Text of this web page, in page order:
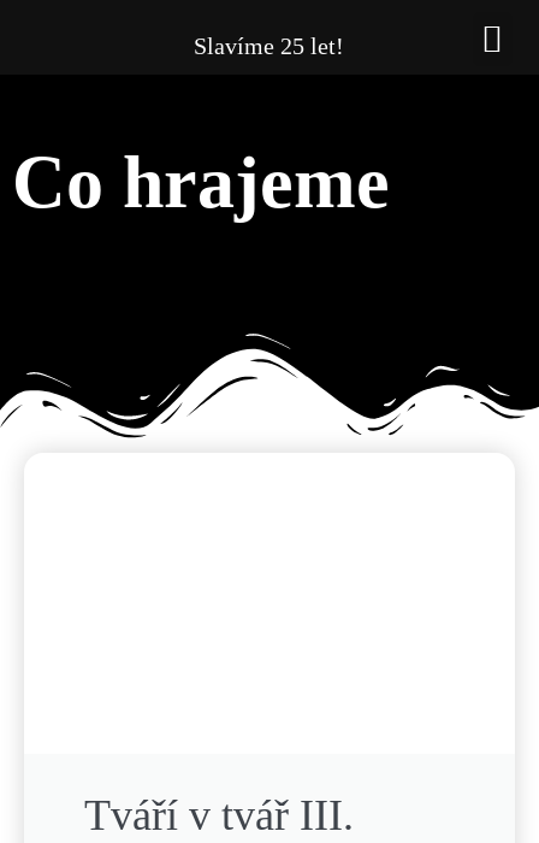
Slavíme 25 let!
Co hrajeme
Tváří v tvář III.